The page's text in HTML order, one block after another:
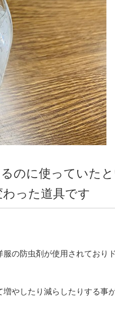
のに使っていた
った道具です
の防虫剤が使用されており
やしたり減らしたりする事が